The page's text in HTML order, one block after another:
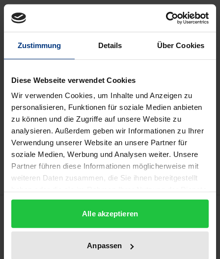
Zustimmung Details Über Cookies
Diese Webseite verwendet Cookies
Wir verwenden Cookies, um Inhalte und Anzeigen zu
personalisieren, Funktionen für soziale Medien anbieten
zu können und die Zugriffe auf unsere Website zu
analysieren. Außerdem geben wir Informationen zu Ihrer
Verwendung unserer Website an unsere Partner für
soziale Medien, Werbung und Analysen weiter. Unsere
Partner führen diese Informationen möglicherweise mit
weiteren Daten zusammen, die Sie ihnen bereitgestellt
gesammelt haben.
Alle akzeptieren
Anpassen
Book
€44.00
ISBN 978-3-495-46408-3
Available
Prices include VAT. Depending on the delivery address, VAT
may vary at checkout.
Add to Cart
Add to Wish List
Delivery cost notice
dialogischen Denkens. Mit diesem geht nicht nur ein